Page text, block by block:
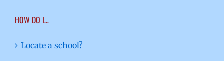
HOW DO I…
Locate a school?